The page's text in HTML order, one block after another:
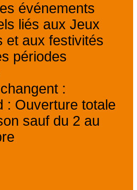
événements
liés aux Jeux
et aux festivités
périodes
:
: Ouverture totale
sauf du 2 au